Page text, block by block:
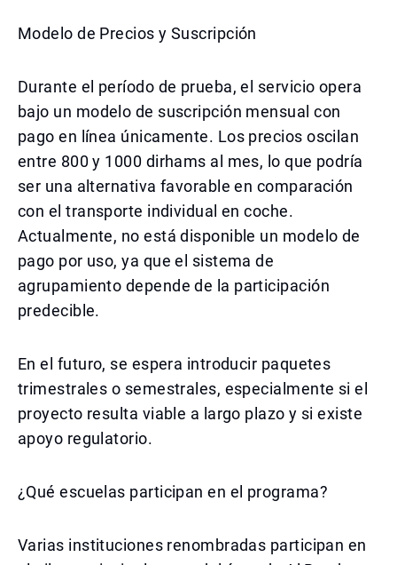
Modelo de Precios y Suscripción
Durante el período de prueba, el servicio opera
bajo un modelo de suscripción mensual con
pago en línea únicamente. Los precios oscilan
entre 800 y 1000 dirhams al mes, lo que podría
ser una alternativa favorable en comparación
con el transporte individual en coche.
Actualmente, no está disponible un modelo de
pago por uso, ya que el sistema de
agrupamiento depende de la participación
predecible.
En el futuro, se espera introducir paquetes
trimestrales o semestrales, especialmente si el
proyecto resulta viable a largo plazo y si existe
apoyo regulatorio.
¿Qué escuelas participan en el programa?
Varias instituciones renombradas participan en